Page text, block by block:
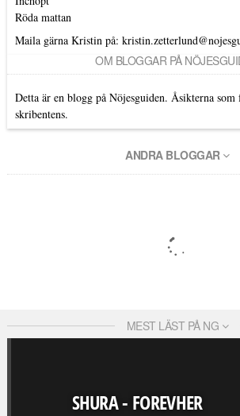
Röda mattan
Maila gärna Kristin på:
OM BLOGGAR PÅ
Detta är en blogg på Nöjesguiden. Åsikterna
skribentens.
ANDRA BLOGGAR
MEST LÄST PÅ NG
SHURA - FOREVHER